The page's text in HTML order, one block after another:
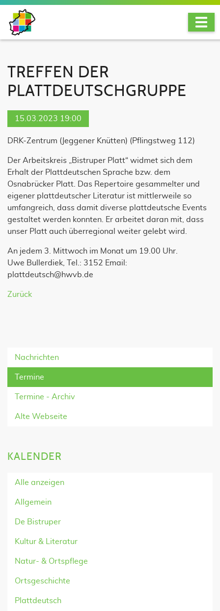
TREFFEN DER
PLATTDEUTSCHGRUPPE
15.03.2023 19:00
DRK-Zentrum (Jeggener Knütten) (Pflingstweg 112)
Der Arbeitskreis „Bistruper Platt“ widmet sich dem
Erhalt der Plattdeutschen Sprache bzw. dem
Osnabrücker Platt. Das Repertoire gesammelter und
eigener plattdeutscher Literatur ist mittlerweile so
umfangreich, dass damit diverse plattdeutsche Events
gestaltet werden konnten. Er arbeitet daran mit, dass
unser Platt auch überregional weiter gelebt wird.
An jedem 3. Mittwoch im Monat um 19.00 Uhr.
Uwe Bullerdiek, Tel.: 3152 Email:
plattdeutsch@hwvb.de
Zurück
Nachrichten
Termine
Termine - Archiv
Alte Webseite
KALENDER
Alle anzeigen
Allgemein
De Bistruper
Kultur & Literatur
Natur- & Ortspflege
Ortsgeschichte
Plattdeutsch